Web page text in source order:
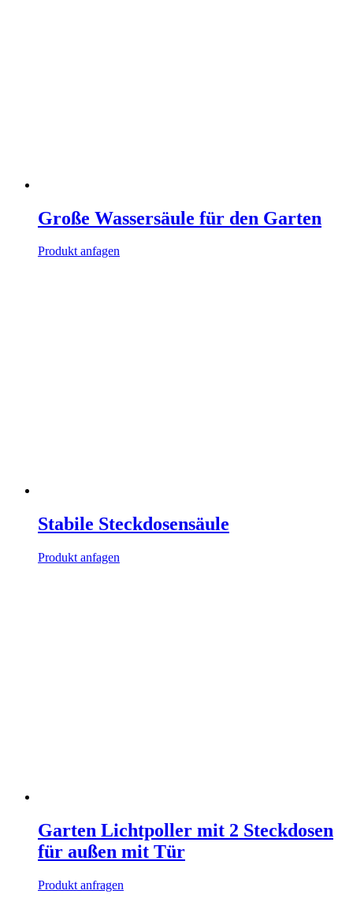
Große Wassersäule für den Garten
Produkt anfagen
Stabile Steckdosensäule
Produkt anfagen
Garten Lichtpoller mit 2 Steckdosen
für außen mit Tür
Produkt anfragen